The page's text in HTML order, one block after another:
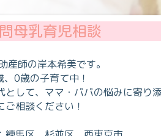
母乳育児相談
産師の岸本希美です。
0歳の子育て中！
として、ママ・パパの悩みに寄り
ご相談ください！